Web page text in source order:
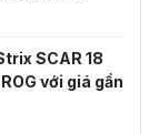
SCAR 18
với giá gần